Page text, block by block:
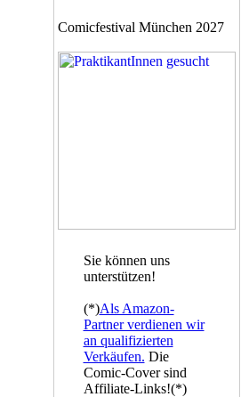
Comicfestival München 2027
Sie können uns
unterstützen!
(*)Als Amazon-
Partner verdienen wir
an qualifizierten
Verkäufen. Die
Comic-Cover sind
Affiliate-Links!(*)